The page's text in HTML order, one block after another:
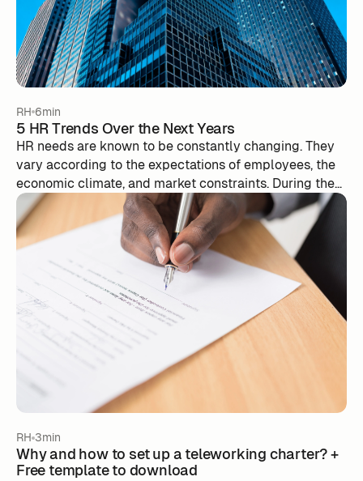
RH 6min
5 HR Trends Over the Next Years
HR needs are known to be constantly changing. They
vary according to the expectations of employees, the
economic climate, and market constraints. During the
Covid health crisis, HR managers had to adapt to the
constraints of the health situation and were forced to
find solutions as soon as possible in order to maintain
the activity of their company. ‍ But what can we predict
and anticipate for the next few years to come?
RH 3min
Why and how to set up a teleworking charter? +
Free template to download